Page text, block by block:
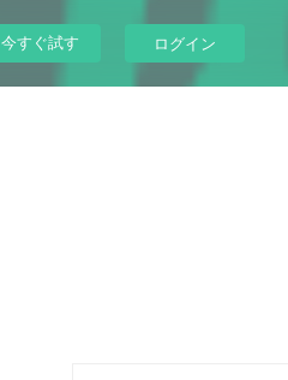
今すぐ試す ログイン